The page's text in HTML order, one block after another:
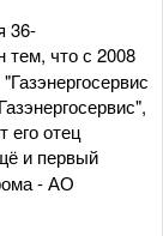
36-
тем, что с 2008
его отец
и первый
- АО